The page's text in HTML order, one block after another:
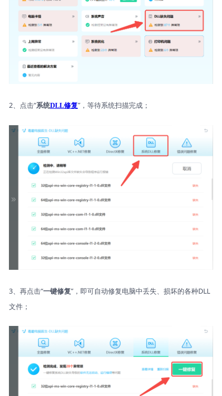
2、点击“系统DLL修复”，等待系统扫描完成；
3、再点击“一键修复”，即可自动修复电脑中丢失、损坏的各种DLL
文件；